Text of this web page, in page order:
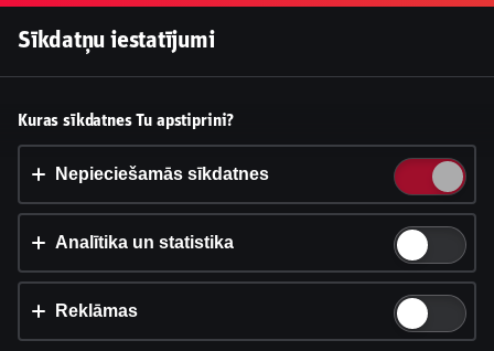
Vai pieņemt sīkdatnes?
Šī vietne izmanto 3 dažādu veidu sīkdatnes: obligāti
nepieciešamās, analītikas un statistikas, reklāmas.
Iestatījumi un informācija
Sīkdatņu iestatījumi
Kuras sīkdatnes Tu apstiprini?
Nepieciešamās sīkdatnes
Analītika un statistika
Reklāmas